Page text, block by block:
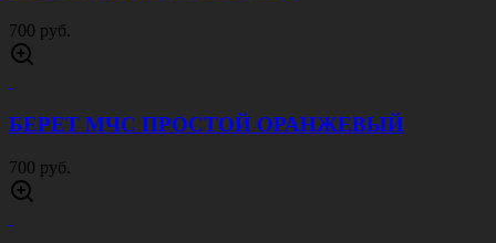
ФУТБОЛКА АРМИЯ РОССИИ УСТАВНАЯ
700 руб.